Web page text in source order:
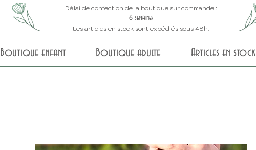
Délai de confection de la boutique sur commande :
6 semaines
Les articles en stock sont expédiés sous 48h.
Boutique enfant Boutique adulte Articles en stock